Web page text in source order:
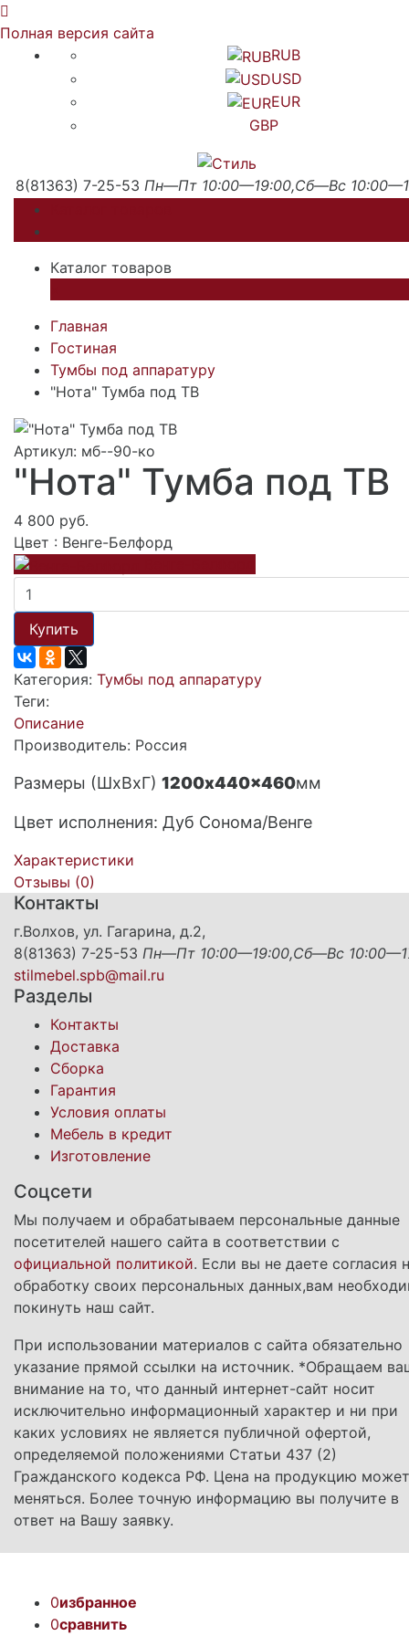
Полная версия сайта
RUB
USD
EUR
GBP
8(81363) 7-25-53 Пн—Пт 10:00—19:00,Сб—Вс
Каталог товаров
Главная
Гостиная
Тумбы под аппаратуру
"Нота" Тумба под ТВ
Артикул: мб--90-ко
"Нота" Тумба под ТВ
4 800 руб.
Цвет : Венге-Белфорд
Купить
Категория: Тумбы под аппаратуру
Теги:
Описание
Производитель: Россия
Размеры (ШxВxГ) 1200x440x460мм
Цвет исполнения: Дуб Сонома/Венге
Характеристики
Отзывы (0)
Контакты
г.Волхов, ул. Гагарина, д.2,
8(81363) 7-25-53 Пн—Пт 10:00—19:00,Сб—Вс
stilmebel.spb@mail.ru
Разделы
Контакты
Доставка
Сборка
Гарантия
Условия оплаты
Мебель в кредит
Изготовление
Соцсети
Мы получаем и обрабатываем персональные данные
посетителей нашего сайта в соответствии с
официальной политикой. Если вы не даете согласия
обработку своих персональных данных,вам
покинуть наш сайт.
При использовании материалов с сайта обязательно
указание прямой ссылки на источник. *Обращаем
внимание на то, что данный интернет-сайт носит
исключительно информационный характер и ни при
каких условиях не является публичной офертой,
определяемой положениями Статьи 437 (2)
Гражданского кодекса РФ. Цена на продукцию может
меняться. Более точную информацию вы получите в
ответ на Вашу заявку.
0избранное
0сравнить